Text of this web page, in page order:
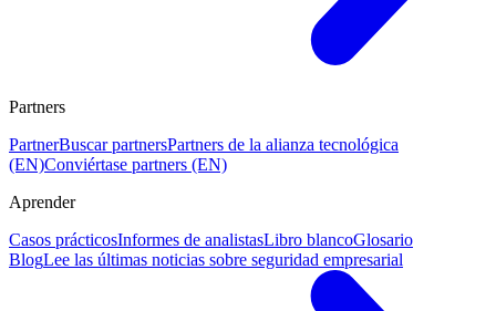
Partners
PartnerBuscar partnersPartners de la alianza tecnológica
(EN)Conviértase partners (EN)
Aprender
Casos prácticosInformes de analistasLibro blancoGlosario
BlogLee las últimas noticias sobre seguridad empresarial